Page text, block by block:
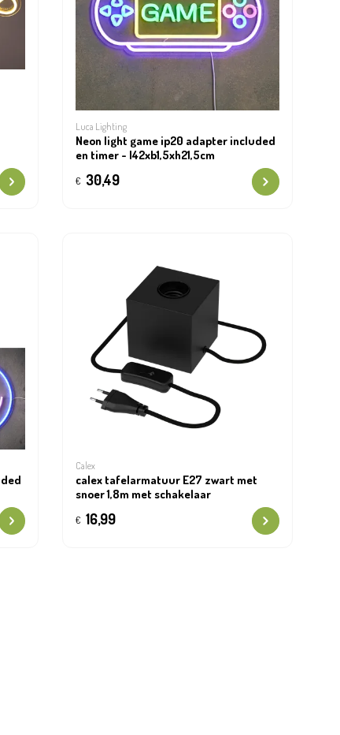
Luca Lighting
Neon light game ip20 adapter included
en timer - l42xb1,5xh21,5cm
€ 30,49
Calex
calex tafelarmatuur E27 zwart met
snoer 1,8m met schakelaar
€ 16,99